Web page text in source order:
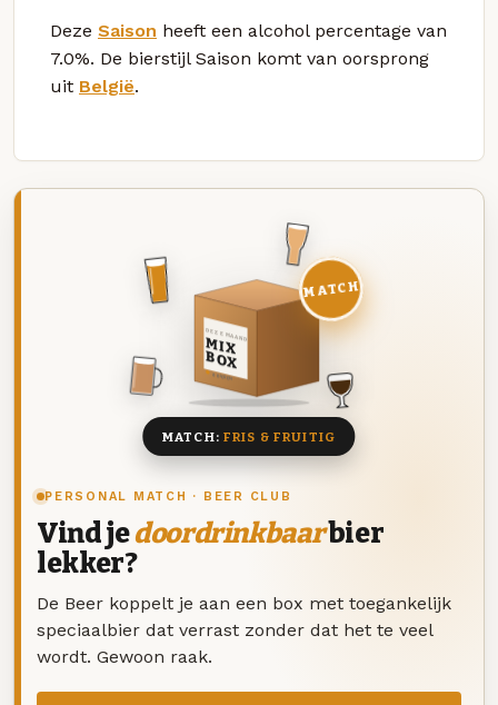
Deze Saison heeft een alcohol percentage van
7.0%. De bierstijl Saison komt van oorsprong
uit België.
PERSONAL MATCH · BEER CLUB
Vind jedoordrinkbaarbier
lekker?
De Beer koppelt je aan een box met toegankelijk
speciaalbier dat verrast zonder dat het te veel
wordt. Gewoon raak.
DEZE MAAND
MIX
BOX
8 BIEREN
MATCH
MATCH: FRIS & FRUITIG